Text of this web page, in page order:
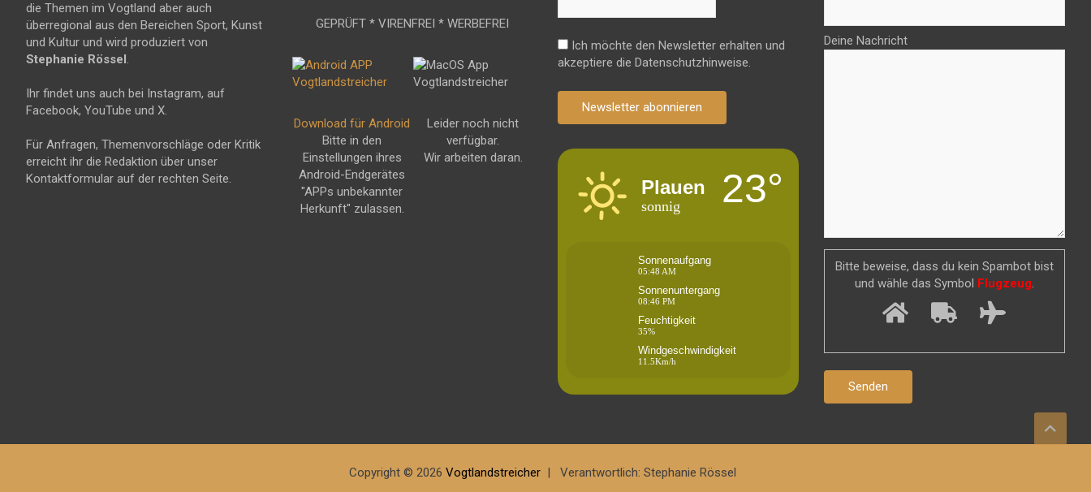
die Themen im Vogtland aber auch
überregional aus den Bereichen Sport, Kunst
und Kultur und wird produziert von
Stephanie Rössel.
Ihr findet uns auch bei Instagram, auf
Facebook, YouTube und X.
Für Anfragen, Themenvorschläge oder Kritik
erreicht ihr die Redaktion über unser
Kontaktformular auf der rechten Seite.
GEPRÜFT * VIRENFREI * WERBEFREI
Download für Android
Bitte in den
Einstellungen ihres
Android-Endgerätes
"APPs unbekannter
Herkunft" zulassen.
Leider noch nicht
verfügbar.
Wir arbeiten daran.
Ich möchte den Newsletter erhalten und
akzeptiere die Datenschutzhinweise.
Newsletter abonnieren
Plauen
sonnig 23°
Sonnenaufgang
05:48 AM
Sonnenuntergang
08:46 PM
Feuchtigkeit
35%
Windgeschwindigkeit
11.5Km/h
Deine Nachricht
Bitte beweise, dass du kein Spambot bist
und wähle das Symbol Flugzeug.
Copyright © 2026 Vogtlandstreicher Verantwortlich: Stephanie Rössel